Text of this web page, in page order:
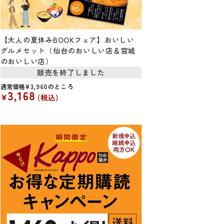
【大人の夏休みBOOKフェア】おいしい
グルメセット（仙台のおいしい店＆宮城
のおいしい店）
販売を終了しました
通常価格¥3,960のところ
¥3,168 税込